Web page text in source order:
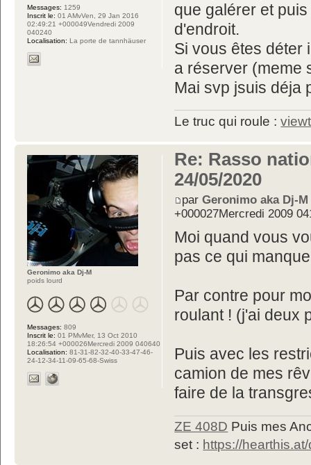
que galérer et
d'endroit.
Si vous êtes déter
a réserver (meme
Mai svp jsuis déja
Le truc qui roule :
Messages: 1259
Inscrit le: 01 AMvVen, 29 Jan 2016
02:49:21 +000049Vendredi 2009
040240
Localisation: La porte de tannhäuser
Re: Rasso
24/05/2020
parGeronimo aka Dj-M
+000027Mercredi 2009
Moi quand vous
pas ce qui
Par contre pour
roulant ! (j'ai deux
Puis avec les
camion de mes
faire de la
ZE 408D Puis mes
set : https://
Geronimo aka Dj-M
poids lourd
Messages: 809
Inscrit le: 01 PMvMer, 13 Oct 2010
18:26:54 +000026Mercredi 2009 040640
Localisation: 81-31-82-32-40-33-47-46-
24-12-34-11-09-65-68-Swiss